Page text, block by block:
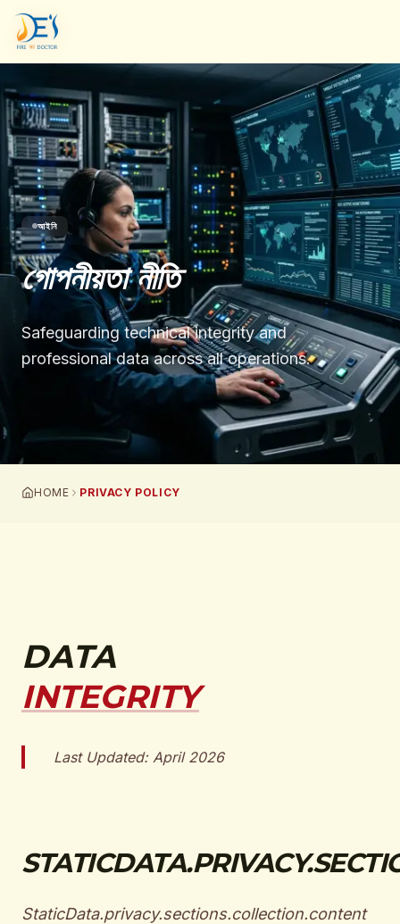
আইনি
গোপনীয়তা নীতি
Safeguarding technical integrity and
professional data across all operations.
HOME PRIVACY POLICY
DATA
INTEGRITY
Last Updated: April 2026
StaticData.privacy.sections.collection.content